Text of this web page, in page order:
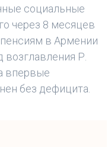
социальные
через 8 месяцев
в Армении
Р.
впервые
без дефицита.